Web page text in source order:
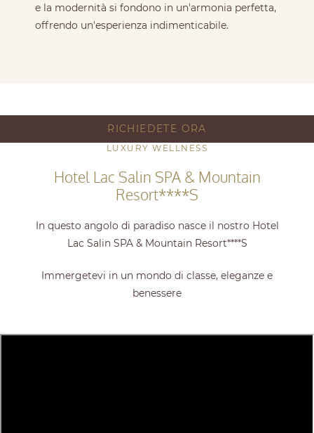
e la modernità si fondono in un'armonia perfetta,
offrendo un'esperienza indimenticabile.
RICHIEDETE ORA
LUXURY WELLNESS
Hotel Lac Salin SPA & Mountain
Resort****S
In questo angolo di paradiso nasce il nostro Hotel
Lac Salin SPA & Mountain Resort****S
Immergetevi in un mondo di classe, eleganze e
benessere